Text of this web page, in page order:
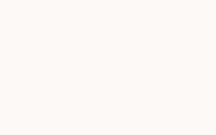
der Vinzenzgruppe
der Vinzenzgruppe